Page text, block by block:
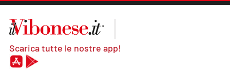
Scarica tutte le nostre app!